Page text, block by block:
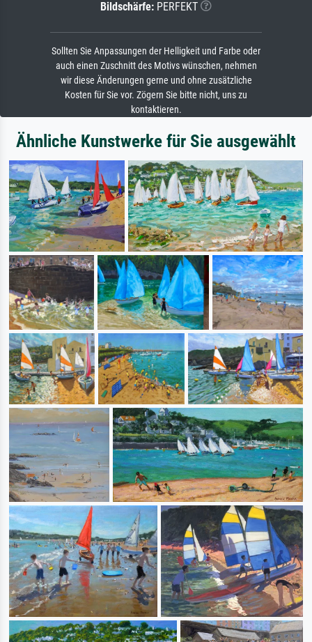
Bildschärfe: PERFEKT
Sollten Sie Anpassungen der Helligkeit und Farbe oder
auch einen Zuschnitt des Motivs wünschen, nehmen
wir diese Änderungen gerne und ohne zusätzliche
Kosten für Sie vor. Zögern Sie bitte nicht, uns zu
kontaktieren.
Ähnliche Kunstwerke für Sie ausgewählt